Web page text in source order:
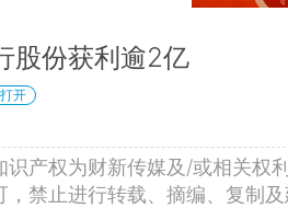
股份获利逾2亿
开
识产权为财新传媒及/或相关权
，禁止进行转载、摘编、复制